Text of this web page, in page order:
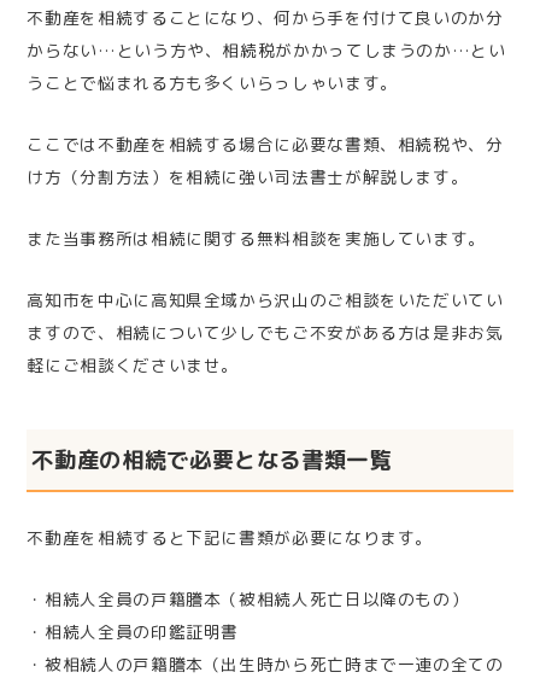
不動産を相続することになり、何から手を付けて良いのか分
からない…という方や、相続税がかかってしまうのか…とい
うことで悩まれる方も多くいらっしゃいます。
ここでは不動産を相続する場合に必要な書類、相続税や、分
け方（分割方法）を相続に強い司法書士が解説します。
また当事務所は相続に関する無料相談を実施しています。
高知市を中心に高知県全域から沢山のご相談をいただいてい
ますので、相続について少しでもご不安がある方は是非お気
軽にご相談くださいませ。
不動産の相続で必要となる書類一覧
不動産を相続すると下記に書類が必要になります。
・相続人全員の戸籍謄本（被相続人死亡日以降のもの）
・相続人全員の印鑑証明書
・被相続人の戸籍謄本（出生時から死亡時まで一連の全ての